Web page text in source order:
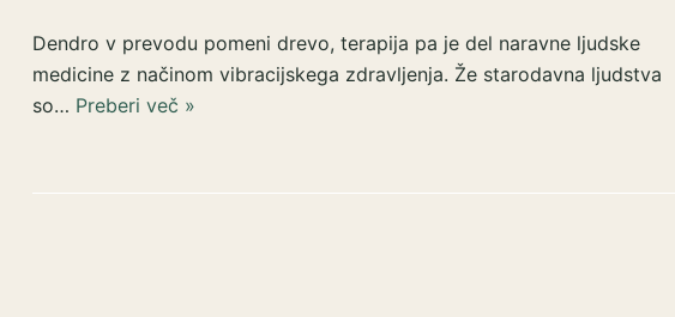
Dendro v prevodu pomeni drevo, terapija pa je del naravne ljudske
medicine z načinom vibracijskega zdravljenja. Že starodavna ljudstva
so… Preberi več »